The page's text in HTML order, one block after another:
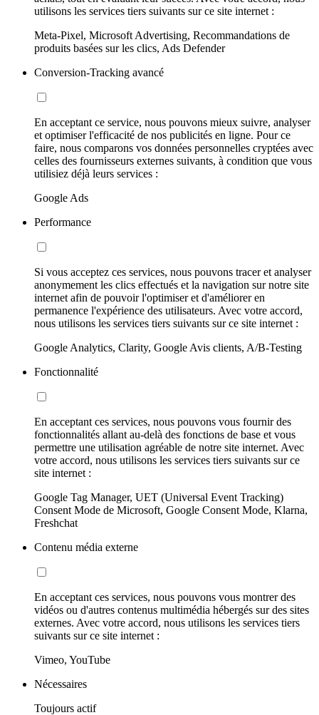
utilisons les services tiers suivants sur ce site internet :
Meta-Pixel, Microsoft Advertising, Recommandations de
produits basées sur les clics, Ads Defender
Conversion-Tracking avancé
En acceptant ce service, nous pouvons mieux suivre, analyser
et optimiser l'efficacité de nos publicités en ligne. Pour ce
faire, nous comparons vos données personnelles cryptées avec
celles des fournisseurs externes suivants, à condition que vous
utilisiez déjà leurs services :
Google Ads
Performance
Si vous acceptez ces services, nous pouvons tracer et analyser
anonymement les clics effectués et la navigation sur notre site
internet afin de pouvoir l'optimiser et d'améliorer en
permanence l'expérience des utilisateurs. Avec votre accord,
nous utilisons les services tiers suivants sur ce site internet :
Google Analytics, Clarity, Google Avis clients, A/B-Testing
Fonctionnalité
En acceptant ces services, nous pouvons vous fournir des
fonctionnalités allant au-delà des fonctions de base et vous
permettre une utilisation agréable de notre site internet. Avec
votre accord, nous utilisons les services tiers suivants sur ce
site internet :
Google Tag Manager, UET (Universal Event Tracking)
Consent Mode de Microsoft, Google Consent Mode, Klarna,
Freshchat
Contenu média externe
En acceptant ces services, nous pouvons vous montrer des
vidéos ou d'autres contenus multimédia hébergés sur des sites
externes. Avec votre accord, nous utilisons les services tiers
suivants sur ce site internet :
Vimeo, YouTube
Nécessaires
Toujours actif